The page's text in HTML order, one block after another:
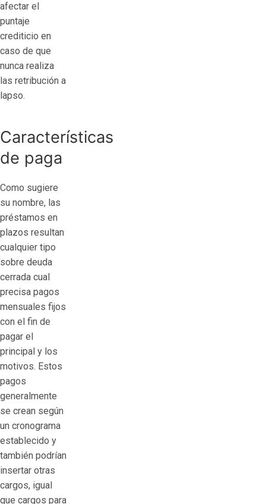
afectar el
puntaje
crediticio en
caso de que
nunca realiza
las retribución a
lapso.
Características
de paga
Como sugiere
su nombre, las
préstamos en
plazos resultan
cualquier tipo
sobre deuda
cerrada cual
precisa pagos
mensuales fijos
con el fin de
pagar el
principal y los
motivos. Estos
pagos
generalmente
se crean según
un cronograma
establecido y
también podrían
insertar otras
cargos, igual
que cargos para